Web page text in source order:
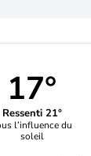
17°
Ressenti 21°
l’influence du
soleil